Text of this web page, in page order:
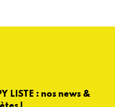
LISTE : nos news &